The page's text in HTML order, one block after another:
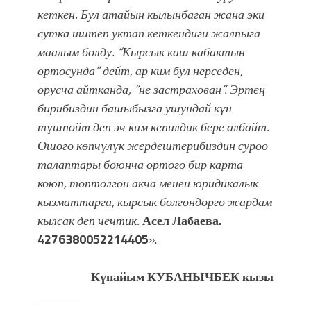
кеткен. Бул атайын кылынбаган жана эки
сутка иштеп уктап кеткендиги жалпыга
маалым болду. “Кырсык каш кабактын
ортосунда”дейт, ар ким бул нерседен,
орусча айтканда, “не застрахован”. Эртең
бирибиздин башыбызга ушундай күн
түшпөйт деп эч ким кепилдик бере албайт.
Ошого көпчүлүк жердештерибиздин суроо
талаптары боюнча ортого бир карта
коюп, топтолгон акча менен юридикалык
кызматтарга, кырсык болгондорго жардам
кылсак деп чечтик.Асел Лабаева.
4276380052214405».
Күнайым КУБАНЫЧБЕК кызы